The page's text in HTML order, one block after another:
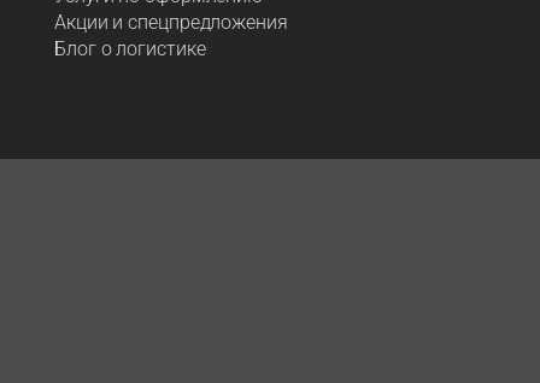
Акции и спецпредложения
Блог о логистике